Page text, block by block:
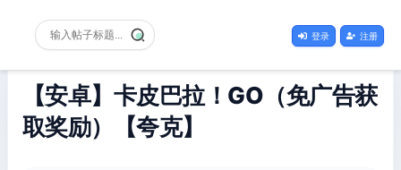
登录 注册
【安卓】卡皮巴拉！GO（免广告获
取奖励）【夸克】